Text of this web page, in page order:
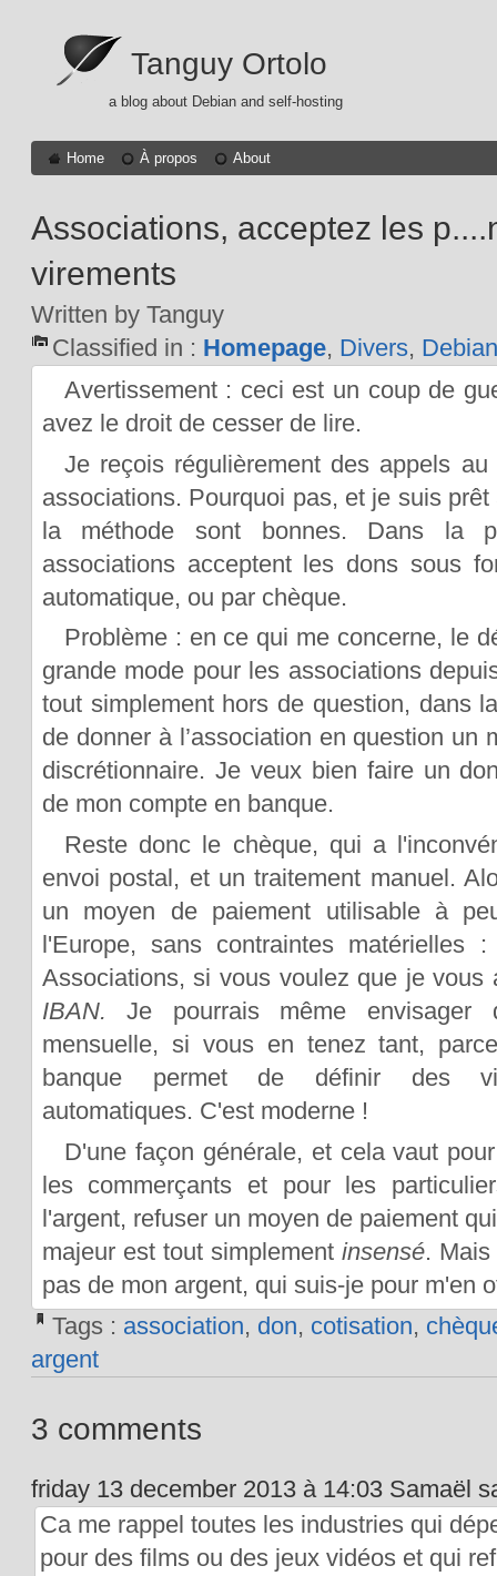
Tanguy Ortolo
a blog about Debian and self-hosting
Home À propos About
Associations, acceptez les
virements
Written by Tanguy
Classified in : Homepage, Divers,
Avertissement : ceci est un coup de
avez le droit de cesser de lire.
Je reçois régulièrement des appels
associations. Pourquoi pas, et je suis
la méthode sont bonnes. Dans la
associations acceptent les dons sous
automatique, ou par chèque.
Problème : en ce qui me concerne, le
grande mode pour les associations
tout simplement hors de question, dans
de donner à l’association en question un
discrétionnaire. Je veux bien faire un
de mon compte en banque.
Reste donc le chèque, qui a
envoi postal, et un traitement manuel.
un moyen de paiement utilisable à
l'Europe, sans contraintes matérielles
Associations, si vous voulez que je
IBAN. Je pourrais même envisager
mensuelle, si vous en tenez tant,
banque permet de définir des
automatiques. C'est moderne !
D'une façon générale, et cela vaut
les commerçants et pour les
l'argent, refuser un moyen de paiement
majeur est tout simplement insensé. Mais
pas de mon argent, qui suis-je pour m'en
Tags : association, don, cotisation,
argent
3 comments
friday 13 december 2013 à 14:03 Samaël
Ca me rappel toutes les industries qui
pour des films ou des jeux vidéos et qui